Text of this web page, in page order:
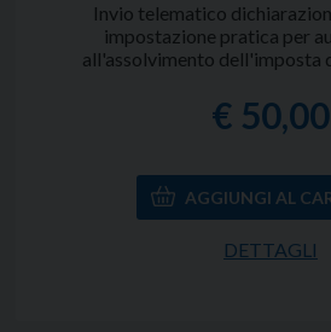
Invio telematico
impostazione pratica per
all'assolvimento dell'imposta
€ 50,00
DETTAGLI